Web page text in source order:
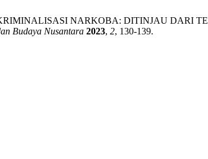
KRIMINALISASI NARKOBA: DITINJAU DARI
Budaya Nusantara 2023, 2, 130-139.